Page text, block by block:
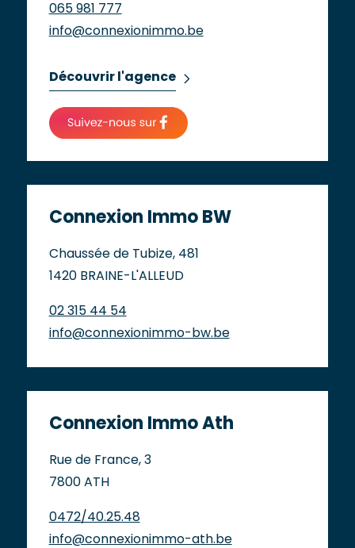
065 981 777
info@connexionimmo.be
Découvrir l'agence
Connexion Immo BW
Chaussée de Tubize, 481
1420 BRAINE-L'ALLEUD
02 315 44 54
info@connexionimmo-bw.be
Connexion Immo Ath
Rue de France, 3
7800 ATH
0472/40.25.48
info@connexionimmo-ath.be